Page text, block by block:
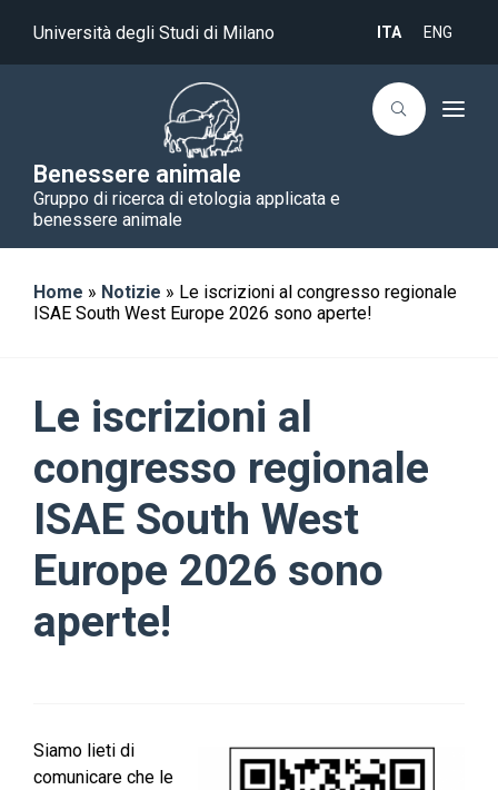
Università degli Studi di Milano ITA ENG
Benessere animale
Gruppo di ricerca di etologia applicata e
benessere animale
T
v
Home » Notizie » Le iscrizioni al congresso regionale
ISAE South West Europe 2026 sono aperte!
Le iscrizioni al
congresso regionale
ISAE South West
Europe 2026 sono
aperte!
Siamo lieti di
comunicare che le